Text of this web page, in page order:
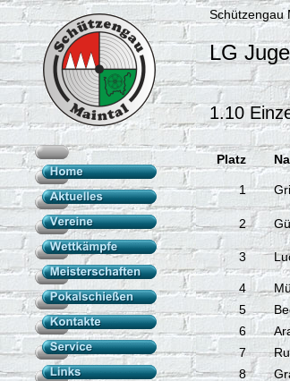
Schützengau
LG
1.10
Platz
1
2
3
4
5
6
7
8